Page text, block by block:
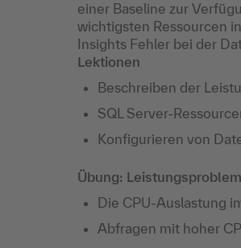
einer Baseline zur
wichtigsten Ressourcen
Insights Fehler bei der
Lektionen
Beschreiben der
SQL Server-
Konfigurieren von
Übung:
Die CPU-Auslastung
Abfragen mit hoher